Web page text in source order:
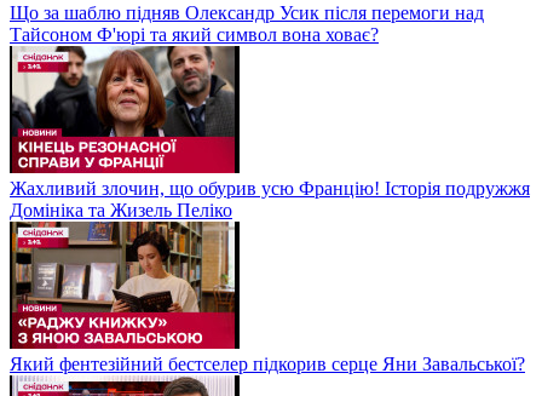
Що за шаблю підняв Олександр Усик після перемоги над
Тайсоном Ф'юрі та який символ вона ховає?
Жахливий злочин, що обурив усю Францію! Історія подружжя
Домініка та Жизель Пеліко
Який фентезійний бестселер підкорив серце Яни Завальської?